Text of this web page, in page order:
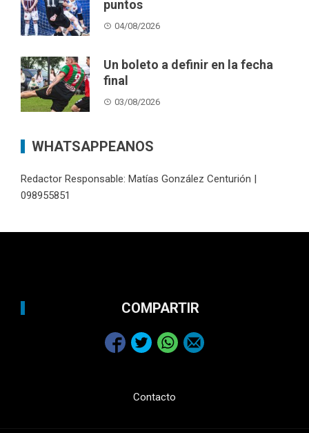
puntos
04/08/2026
Un boleto a definir en la fecha
final
03/08/2026
WHATSAPPEANOS
Redactor Responsable: Matías González Centurión |
098955851
COMPARTIR
Contacto